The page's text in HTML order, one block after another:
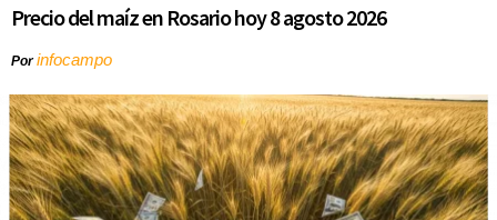
Precio del maíz en Rosario hoy 8 agosto 2026
Porinfocampo